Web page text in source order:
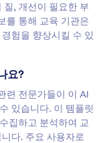
, 개선이 필요한 부
를 통해 교육 기관은
험을 향상시킬 수 있
요?
련 전문가들이 이 AI
있습니다. 이 템플릿
집하고 분석하여 교
다. 주요 사용자로